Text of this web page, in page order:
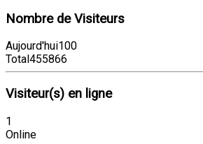
Nombrede Visiteurs
Aujourd'hui100
Total 455866
Visiteur(s) en ligne
1
Online